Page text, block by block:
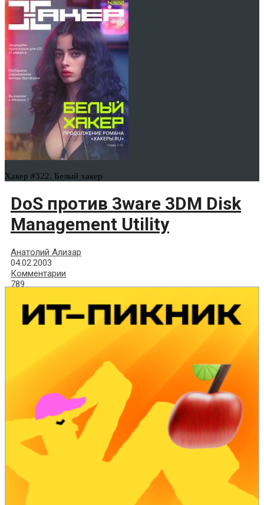
Хакер #322. Белый хакер
DoS против 3ware 3DM Disk
Management Utility
Анатолий Ализар
04.02.2003
Комментарии
789